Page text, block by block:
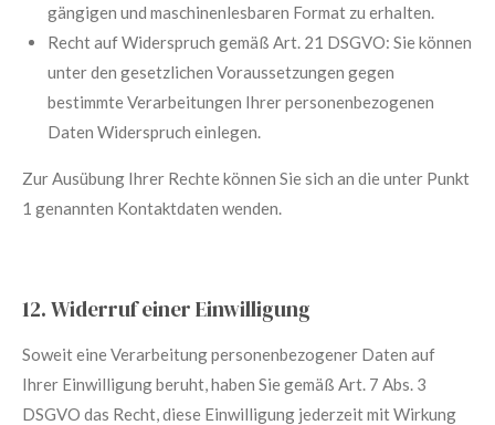
gängigen und maschinenlesbaren Format zu erhalten.
Recht auf Widerspruch gemäß Art. 21 DSGVO: Sie können
unter den gesetzlichen Voraussetzungen gegen
bestimmte Verarbeitungen Ihrer personenbezogenen
Daten Widerspruch einlegen.
Zur Ausübung Ihrer Rechte können Sie sich an die unter Punkt
1 genannten Kontaktdaten wenden.
12. Widerruf einer Einwilligung
Soweit eine Verarbeitung personenbezogener Daten auf
Ihrer Einwilligung beruht, haben Sie gemäß Art. 7 Abs. 3
DSGVO das Recht, diese Einwilligung jederzeit mit Wirkung